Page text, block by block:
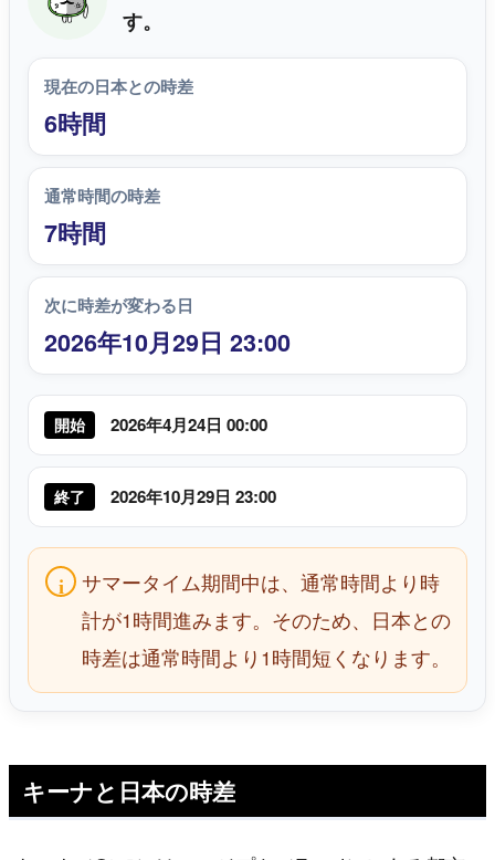
す。
現在の日本との時差
6時間
通常時間の時差
7時間
次に時差が変わる日
2026年10月29日 23:00
開始 2026年4月24日 00:00
終了 2026年10月29日 23:00
サマータイム期間中は、通常時間より時
計が1時間進みます。そのため、日本との
時差は通常時間より1時間短くなります。
キーナと日本の時差